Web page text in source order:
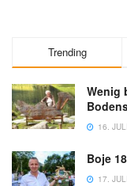
Trending
Wenig
16.
Boje
17.